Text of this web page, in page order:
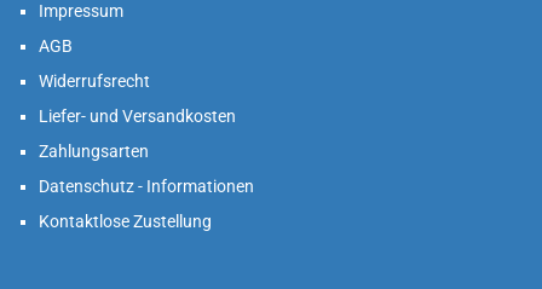
Impressum
AGB
Widerrufsrecht
Liefer- und Versandkosten
Zahlungsarten
Datenschutz - Informationen
Kontaktlose Zustellung